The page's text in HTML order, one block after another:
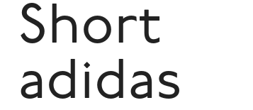
Short
adidas